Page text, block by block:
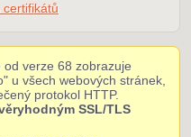
verze 68 zobrazuje
u všech webových stránek,
protokol HTTP.
SSL/TLS